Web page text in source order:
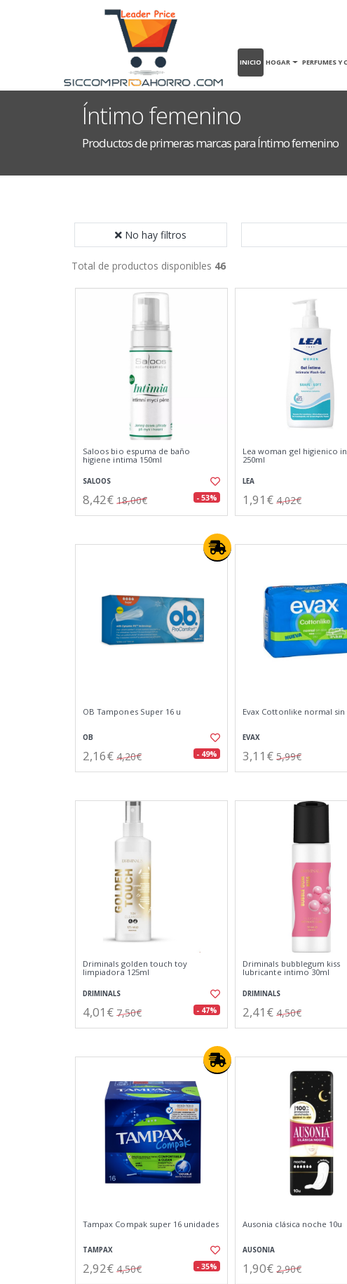
INICIO HOGAR PERFUMES Y
Íntimo femenino
Productos de primeras marcas para Íntimo femenino
No hay filtros
Total de productos disponibles 46
Saloos bio espuma de baño
higiene intima 150ml
SALOOS
8,42€ 18,00€ - 53%
Lea woman gel higienico
250ml
LEA
1,91€ 4,02€
OB Tampones Super 16 u
OB
2,16€ 4,20€ - 49%
Evax Cottonlike normal sin
EVAX
3,11€ 5,99€
Driminals golden touch toy
limpiadora 125ml
DRIMINALS
4,01€ 7,50€ - 47%
Driminals bubblegum kiss
lubricante intimo 30ml
DRIMINALS
2,41€ 4,50€
Tampax Compak super 16 unidades
TAMPAX
2,92€ 4,50€ - 35%
Ausonia clásica noche 10u
AUSONIA
1,90€ 2,90€